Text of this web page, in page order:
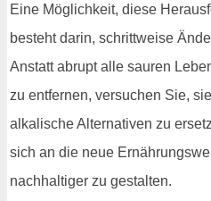
Eine Möglichkeit, diese
besteht darin, schrittweise
Anstatt abrupt alle sauren
zu entfernen, versuchen Sie,
alkalische Alternativen zu
sich an die neue
nachhaltiger zu gestalten.